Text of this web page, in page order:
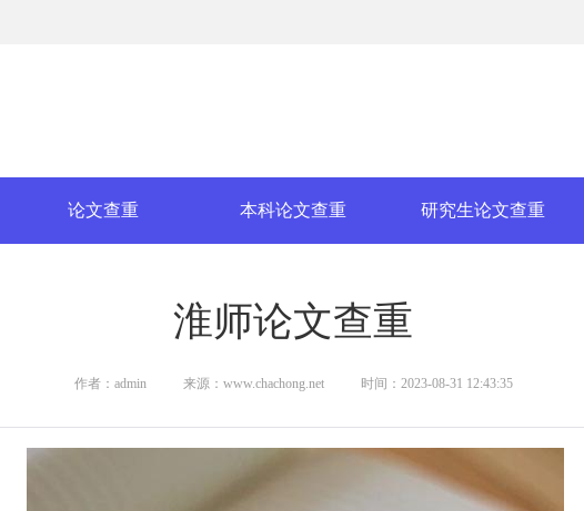
论文查重 本科论文查重 研究生论文查重
淮师论文查重
作者：admin 来源：www.chachong.net 时间：2023-08-31 12:43:35